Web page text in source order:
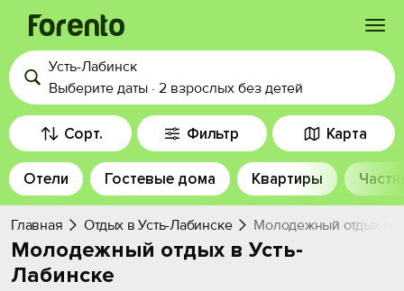
Войти
Избранное
История просмотра
Добавить свой объект
Усть-Лабинск
Выберите даты · 2 взрослых без детей
Сорт. Фильтр Карта
Отели Гостевые дома Квартиры
Главная Отдых в Усть-Лабинске Молодежный отдых в
Молодежный отдых в Усть-
Лабинске